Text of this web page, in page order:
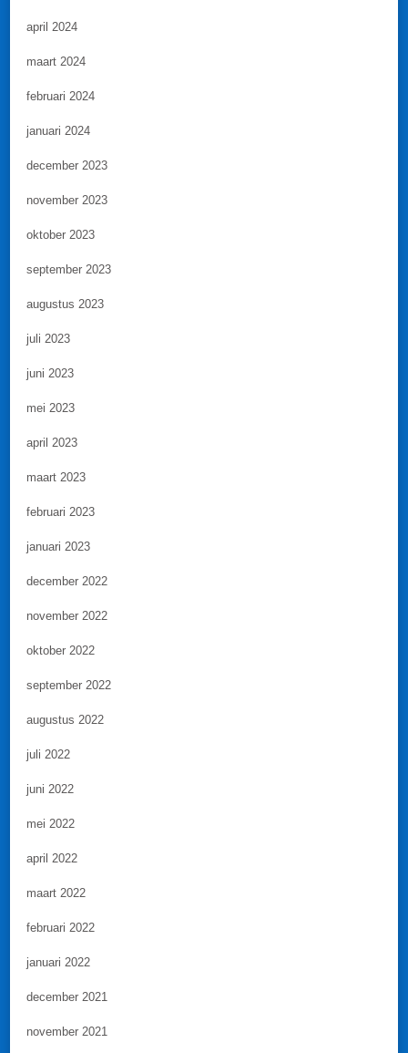
april 2024
maart 2024
februari 2024
januari 2024
december 2023
november 2023
oktober 2023
september 2023
augustus 2023
juli 2023
juni 2023
mei 2023
april 2023
maart 2023
februari 2023
januari 2023
december 2022
november 2022
oktober 2022
september 2022
augustus 2022
juli 2022
juni 2022
mei 2022
april 2022
maart 2022
februari 2022
januari 2022
december 2021
november 2021